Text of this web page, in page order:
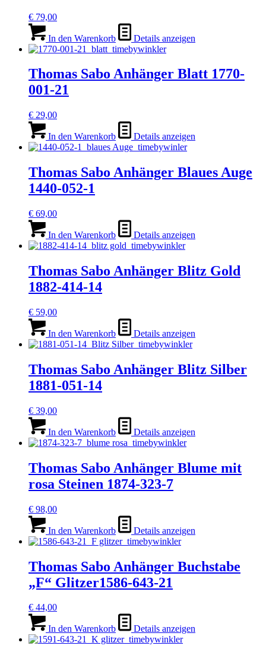
€ 79,00
In den Warenkorb Details anzeigen
Thomas Sabo Anhänger Blatt 1770-
001-21
€ 29,00
In den Warenkorb Details anzeigen
Thomas Sabo Anhänger Blaues Auge
1440-052-1
€ 69,00
In den Warenkorb Details anzeigen
Thomas Sabo Anhänger Blitz Gold
1882-414-14
€ 59,00
In den Warenkorb Details anzeigen
Thomas Sabo Anhänger Blitz Silber
1881-051-14
€ 39,00
In den Warenkorb Details anzeigen
Thomas Sabo Anhänger Blume mit
rosa Steinen 1874-323-7
€ 98,00
In den Warenkorb Details anzeigen
Thomas Sabo Anhänger Buchstabe
„F“ Glitzer1586-643-21
€ 44,00
In den Warenkorb Details anzeigen